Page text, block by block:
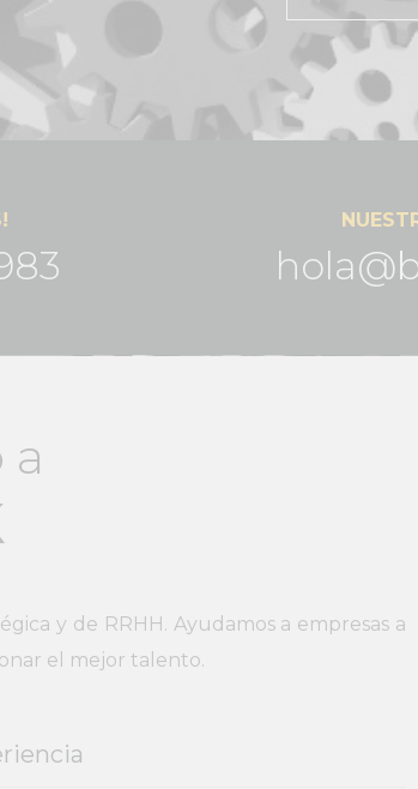
a
y de RRHH. Ayudamos a empresas a
el mejor talento.